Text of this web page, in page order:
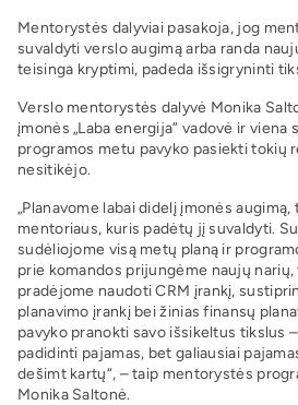
Mentorystės dalyviai pasakoja, jog
suvaldyti verslo augimą arba randa
teisinga kryptimi, padeda išsigryninti
Verslo mentorystės dalyvė Monika
įmonės „Laba energija” vadovė ir viena
programos metu pavyko pasiekti tokių
nesitikėjo.
„Planavome labai didelį įmonės
mentoriaus, kuris padėtų jį suvaldyti.
sudėliojome visą metų planą ir
prie komandos prijungėme naujų
pradėjome naudoti CRM įrankį,
planavimo įrankį bei žinias finansų
pavyko pranokti savo išsikeltus tikslus
padidinti pajamas, bet galiausiai
dešimt kartų“, – taip mentorystės
Monika Saltonė.